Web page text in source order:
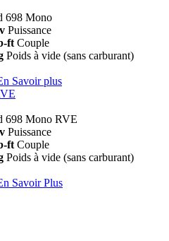
698 Mono
Puissance
ft Couple
Poids à vide (sans carburant)
Savoir plus
698 Mono RVE
Puissance
ft Couple
Poids à vide (sans carburant)
Savoir Plus